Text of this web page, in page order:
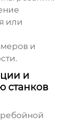
или
и
и
станков